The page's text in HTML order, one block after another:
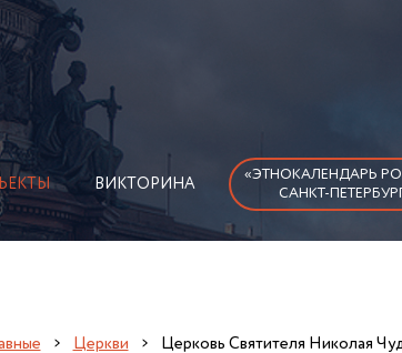
ВИКТОРИНА
«ЭТНОКАЛЕНДАРЬ
САНКТ-
Церкви Церковь Святителя Николая